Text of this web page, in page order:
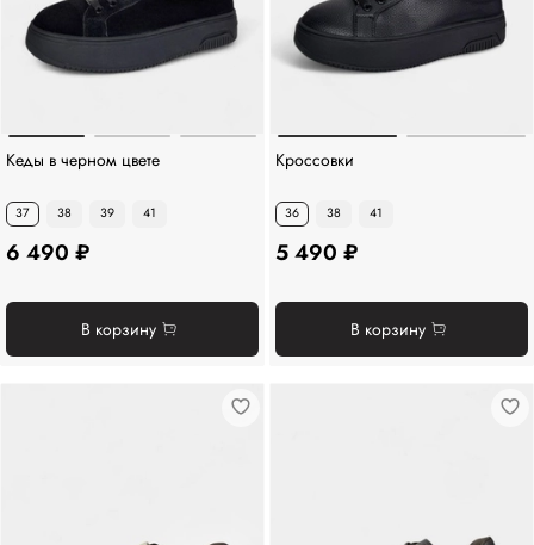
Кеды в черном цвете
37 38 39 41
6 490 ₽
В корзину
Кроссовки
36 38 41
5 490 ₽
В корзину